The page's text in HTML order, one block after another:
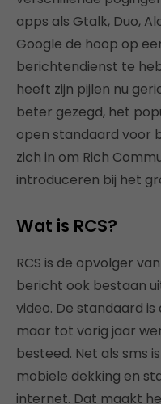
apps als Gtalk, Duo,
Google de hoop op
berichtendienst te
heeft zijn pijlen nu
beter gezegd, het
open standaard voor
zich in om Rich
introduceren bij het
Wat is RCS?
RCS is de opvolger
bericht ook bestaan
video. De standaard
maar tot vorig jaar
besteed. Net als sms
mobiele dekking en
internet. Dat maakt